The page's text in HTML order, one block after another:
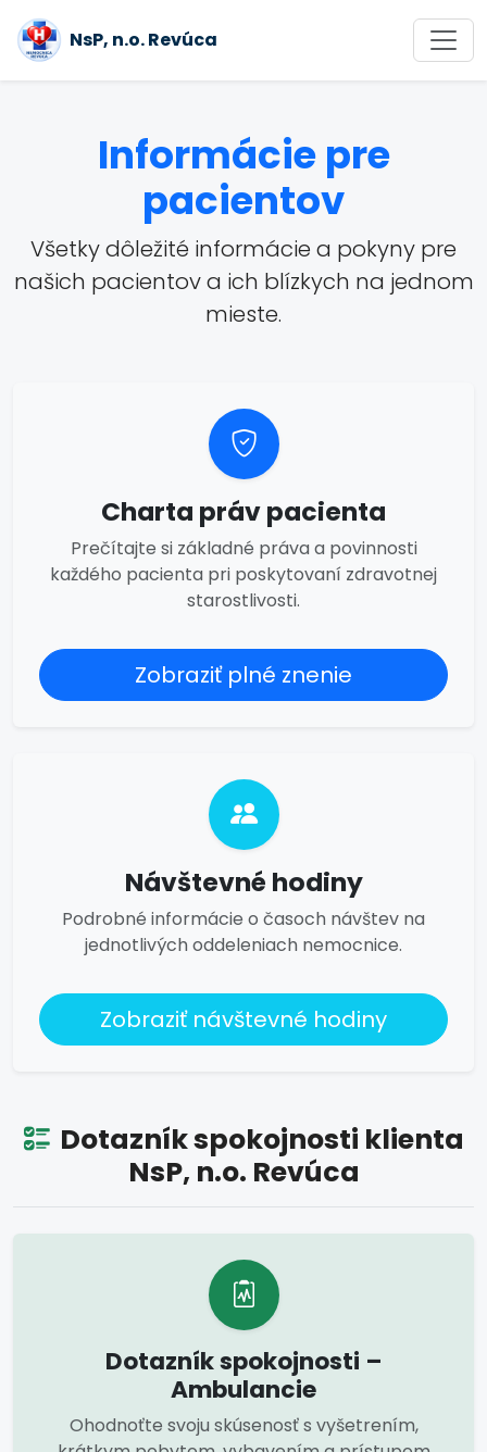
NsP, n.o. Revúca
Informácie pre
pacientov
Všetky dôležité informácie a pokyny pre
našich pacientov a ich blízkych na jednom
mieste.
Charta práv pacienta
Prečítajte si základné práva a povinnosti
každého pacienta pri poskytovaní zdravotnej
starostlivosti.
Zobraziť plné znenie
Návštevné hodiny
Podrobné informácie o časoch návštev na
jednotlivých oddeleniach nemocnice.
Zobraziť návštevné hodiny
Dotazník spokojnosti klienta
NsP, n.o. Revúca
Dotazník spokojnosti –
Ambulancie
Ohodnoťte svoju skúsenosť s vyšetrením,